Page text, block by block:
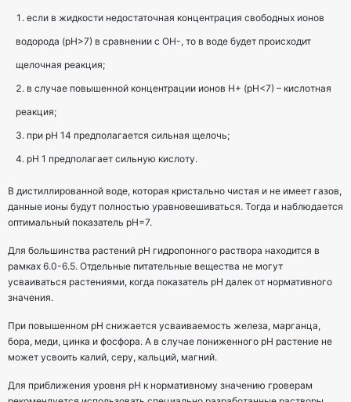
если в жидкости недостаточная концентрация свободных ионов
водорода (рН>7) в сравнении с ОН-, то в воде будет происходит
щелочная реакция;
в случае повышенной концентрации ионов Н+ (рН<7) – кислотная
реакция;
при рН 14 предполагается сильная щелочь;
рН 1 предполагает сильную кислоту.
В дистиллированной воде, которая кристально чистая и не имеет газов,
данные ионы будут полностью уравновешиваться. Тогда и наблюдается
оптимальный показатель рН=7.
Для большинства растений рН гидропонного раствора находится в
рамках 6.0-6.5. Отдельные питательные вещества не могут
усваиваться растениями, когда показатель рН далек от нормативного
значения.
При повышенном рН снижается усваиваемость железа, марганца,
бора, меди, цинка и фосфора. А в случае пониженного рН растение не
может усвоить калий, серу, кальций, магний.
Для приближения уровня рН к нормативному значению гроверам